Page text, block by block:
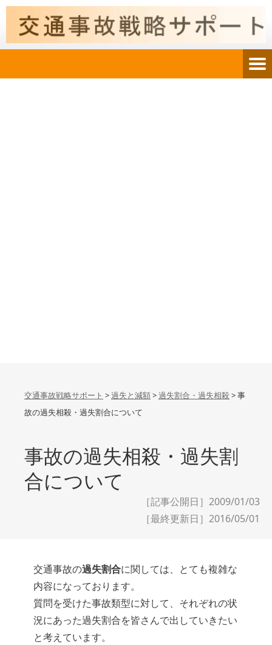
交通事故戦略サポート >過失と減額>過失割合・過失相殺>事
故の過失相殺・過失割合について
事故の過失相殺・過失割
合について
［記事公開日］2009/01/03
［最終更新日］ 2016/05/01
交通事故の過失割合に関しては、とても複雑な
内容になっております。
質問を受けた事故類型に対して、それぞれの状
況にあった過失割合を皆さんで出していきたい
と考えています。